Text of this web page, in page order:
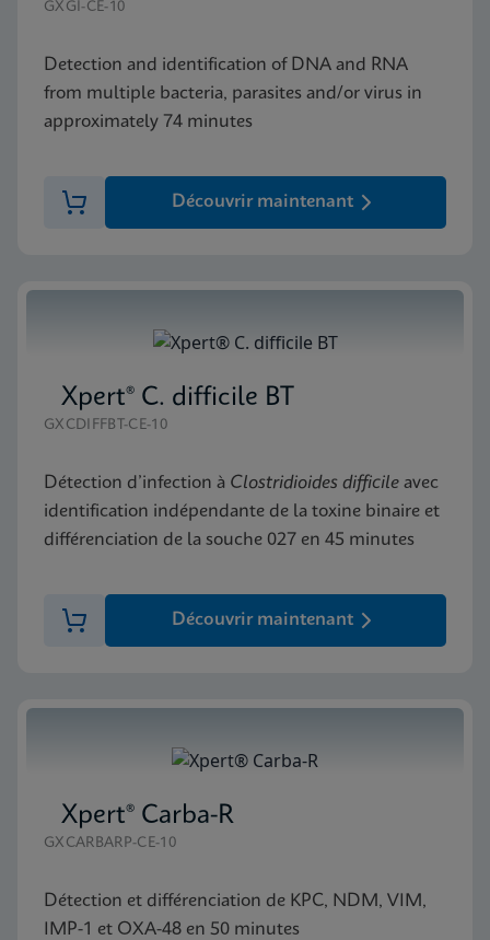
GXGI-CE-10
Detection and identification of DNA and RNA
from multiple bacteria, parasites and/or virus in
approximately 74 minutes
Découvrir maintenant
Xpert® C. difficile BT
GXCDIFFBT-CE-10
Détection d’infection à Clostridioides difficile avec
identification indépendante de la toxine binaire et
différenciation de la souche 027 en 45 minutes
Découvrir maintenant
Xpert® Carba-R
GXCARBARP-CE-10
Détection et différenciation de KPC, NDM, VIM,
IMP-1 et OXA-48 en 50 minutes